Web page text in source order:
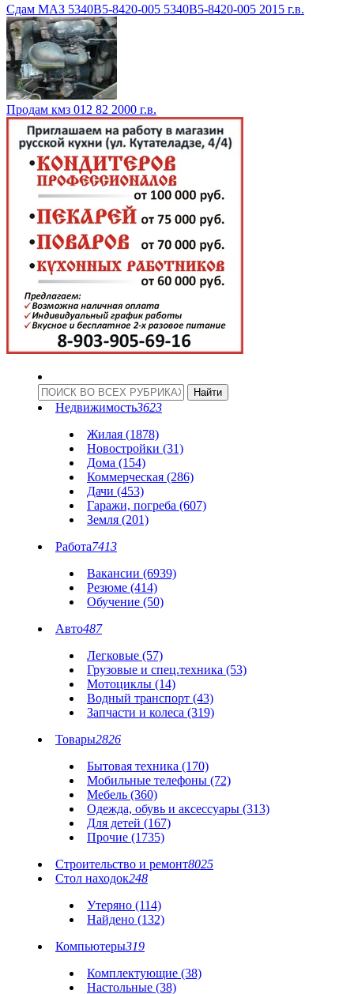
Сдам МАЗ 5340В5-8420-005 5340В5-8420-005 2015 г.в.
Продам кмз 012 82 2000 г.в.
Недвижимость3623
Жилая (1878)
Новостройки (31)
Дома (154)
Коммерческая (286)
Дачи (453)
Гаражи, погреба (607)
Земля (201)
Работа7413
Вакансии (6939)
Резюме (414)
Обучение (50)
Авто487
Легковые (57)
Грузовые и спец.техника (53)
Мотоциклы (14)
Водный транспорт (43)
Запчасти и колеса (319)
Товары2826
Бытовая техника (170)
Мобильные телефоны (72)
Мебель (360)
Одежда, обувь и аксессуары (313)
Для детей (167)
Прочие (1735)
Строительство и ремонт8025
Стол находок248
Утеряно (114)
Найдено (132)
Компьютеры319
Комплектующие (38)
Настольные (38)